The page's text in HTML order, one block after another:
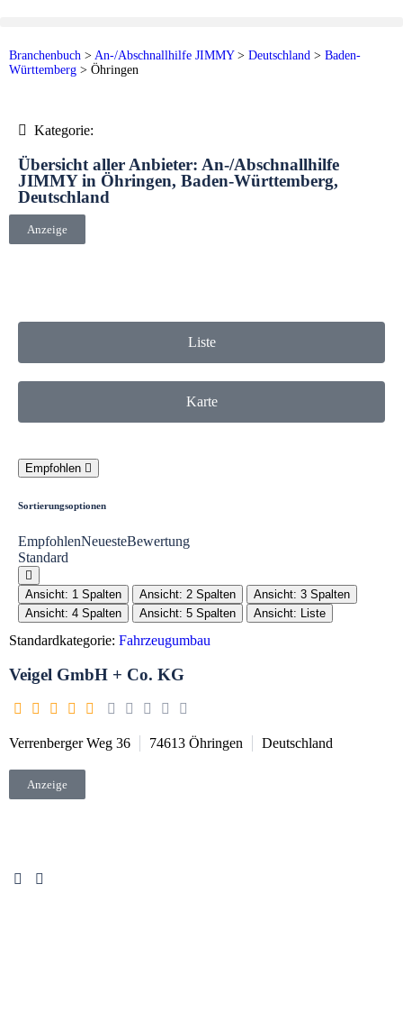
Branchenbuch > An-/Abschnallhilfe JIMMY> Deutschland > Baden-
Württemberg > Öhringen
Kategorie:
Übersicht aller Anbieter: An-/Abschnallhilfe
JIMMY in Öhringen, Baden-Württemberg,
Deutschland
Anzeige
Liste
Karte
Empfohlen
Sortierungsoptionen
EmpfohlenNeuesteBewertung
Standard
Ansicht: 1 Spalten Ansicht: 2 Spalten
Ansicht: 3 Spalten
Ansicht: 4 Spalten
Ansicht: 5 Spalten Ansicht: Liste
Standardkategorie: Fahrzeugumbau
Veigel GmbH + Co. KG
Verrenberger Weg 36 74613 Öhringen Deutschland
Anzeige